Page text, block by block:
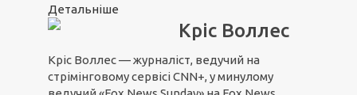
Детальніше
Кріс Воллес
Кріс Воллес — журналіст, ведучий на
стрімінговому сервісі CNN+, у минулому